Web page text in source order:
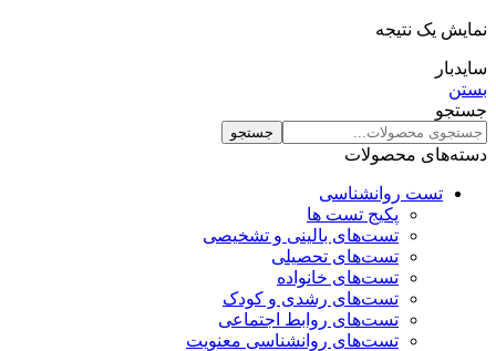
نمایش یک نتیجه
سایدبار
بستن
جستجو
جستجو
دسته‌های محصولات
تست روانشناسی
پکیج تست ها
تست‌های بالینی و تشخیصی
تست‌های تحصیلی
تست‌های خانواده
تست‌های رشدی و کودک
تست‌های روابط اجتماعی
تست‌های روانشناسی معنویت